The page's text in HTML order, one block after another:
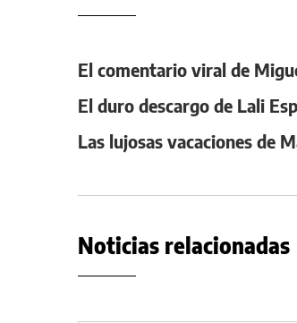
El comentario viral de
El duro descargo de Lali
Las lujosas vacaciones de
Noticias relacionadas